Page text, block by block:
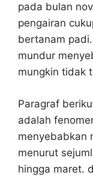
pada bulan
pengairan
bertanam
mundur
mungkin tidak
Paragraf
adalah
menyebabkan
menurut
hingga maret.